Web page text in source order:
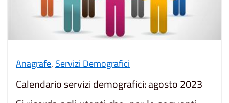
Anagrafe, Servizi Demografici
Calendario servizi demografici: agosto 2023